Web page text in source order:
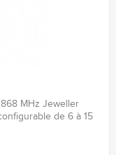
MHz Jeweller
de 6 à 15